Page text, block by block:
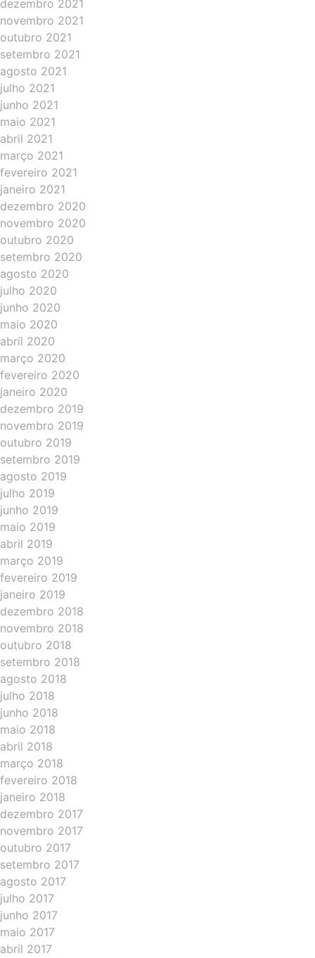
dezembro 2021
novembro 2021
outubro 2021
setembro 2021
agosto 2021
julho 2021
junho 2021
maio 2021
abril 2021
março 2021
fevereiro 2021
janeiro 2021
dezembro 2020
novembro 2020
outubro 2020
setembro 2020
agosto 2020
julho 2020
junho 2020
maio 2020
abril 2020
março 2020
fevereiro 2020
janeiro 2020
dezembro 2019
novembro 2019
outubro 2019
setembro 2019
agosto 2019
julho 2019
junho 2019
maio 2019
abril 2019
março 2019
fevereiro 2019
janeiro 2019
dezembro 2018
novembro 2018
outubro 2018
setembro 2018
agosto 2018
julho 2018
junho 2018
maio 2018
abril 2018
março 2018
fevereiro 2018
janeiro 2018
dezembro 2017
novembro 2017
outubro 2017
setembro 2017
agosto 2017
julho 2017
junho 2017
maio 2017
abril 2017